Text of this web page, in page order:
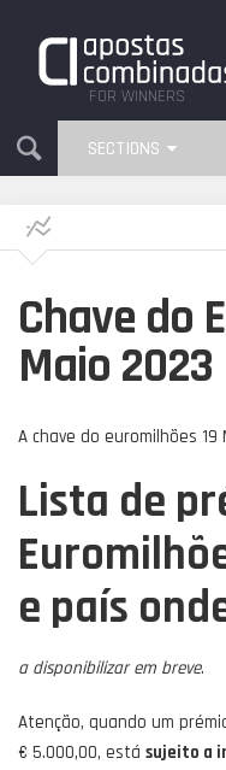
FOR WINNERS
SECTIONS
Chave do
Maio 2023
A chave do euromilhões 19
Lista de
e país
a disponibilizar em breve.
Atenção, quando um
€ 5.000,00, está sujeito a